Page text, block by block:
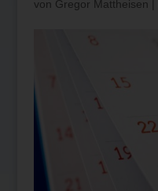
von Gregor Mattheisen